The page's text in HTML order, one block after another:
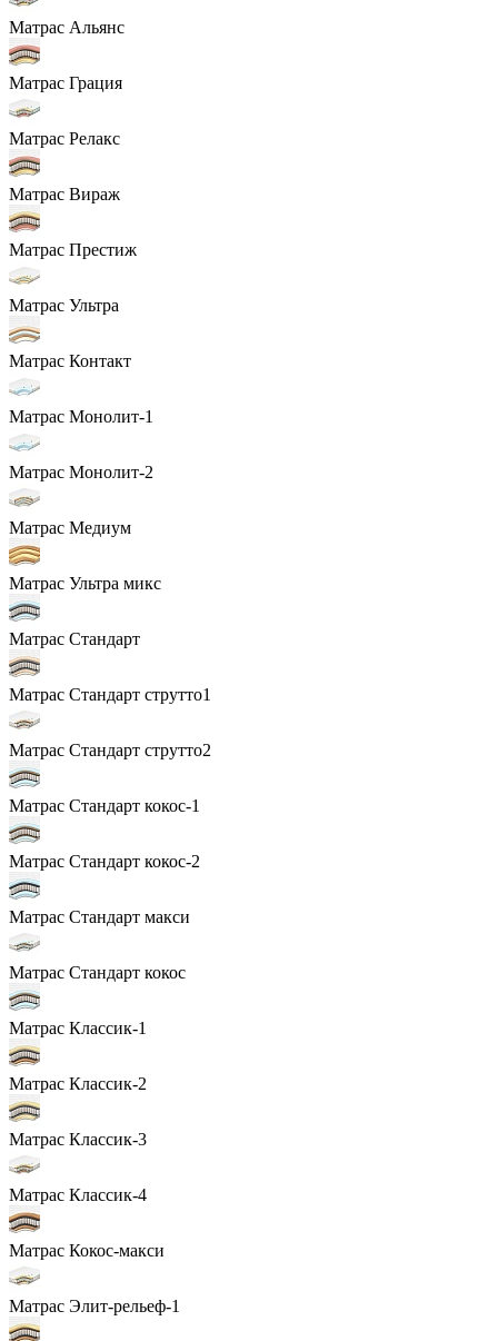
Матрас Альянс
Матрас Грация
Матрас Релакс
Матрас Вираж
Матрас Престиж
Матрас Ультра
Матрас Контакт
Матрас Монолит-1
Матрас Монолит-2
Матрас Медиум
Матрас Ультра микс
Матрас Стандарт
Матрас Стандарт струтто1
Матрас Стандарт струтто2
Матрас Стандарт кокос-1
Матрас Стандарт кокос-2
Матрас Стандарт макси
Матрас Стандарт кокос
Матрас Классик-1
Матрас Классик-2
Матрас Классик-3
Матрас Классик-4
Матрас Кокос-макси
Матрас Элит-рельеф-1